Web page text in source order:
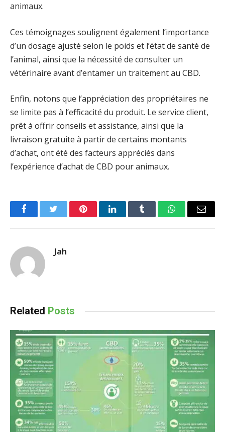
animaux.
Ces témoignages soulignent également l’importance
d’un dosage ajusté selon le poids et l’état de santé de
l’animal, ainsi que la nécessité de consulter un
vétérinaire avant d’entamer un traitement au CBD.
Enfin, notons que l’appréciation des propriétaires ne
se limite pas à l’efficacité du produit. Le service client,
prêt à offrir conseils et assistance, ainsi que la
livraison gratuite à partir de certains montants
d’achat, ont été des facteurs appréciés dans
l’expérience d’achat de CBD pour animaux.
FacebookTwitter PinterestLinkedInTumblr WhatsAppEmail
Jah
Related Posts